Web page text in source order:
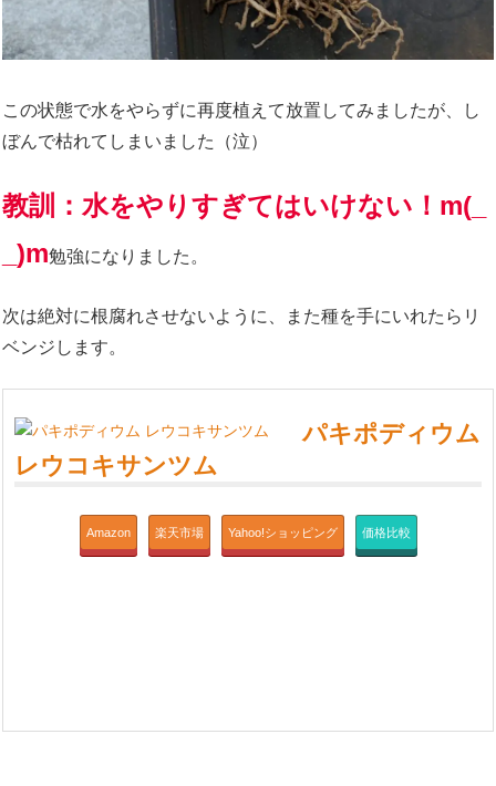
この状態で水をやらずに再度植えて放置してみましたが、し
ぼんで枯れてしまいました（泣）
教訓：水をやりすぎてはいけない！m(_
_)m勉強になりました。
次は絶対に根腐れさせないように、また種を手にいれたらリ
ベンジします。
パキポディウム
レウコキサンツム
Amazon 楽天市場 Yahoo!ショッピング 価格比較